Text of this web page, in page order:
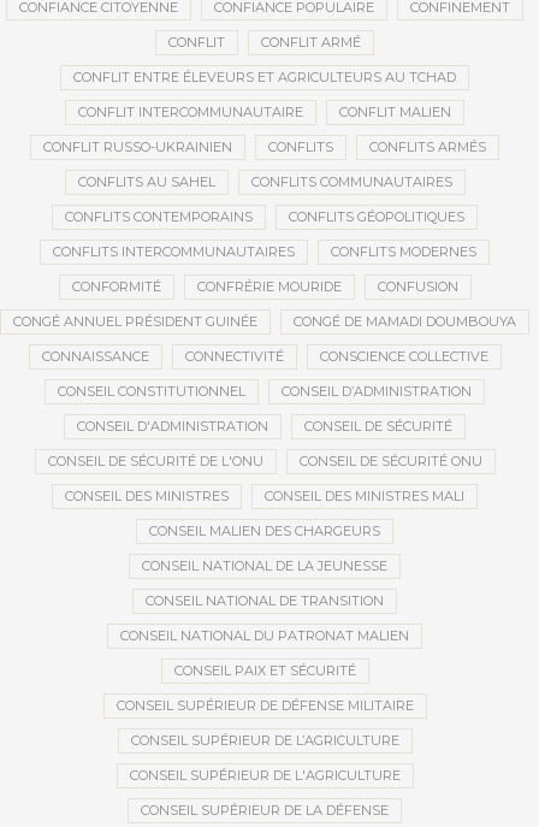
CONFIANCE CITOYENNE CONFIANCE POPULAIRE CONFINEMENT
CONFLIT CONFLIT ARMÉ
CONFLIT ENTRE ÉLEVEURS ET AGRICULTEURS AU TCHAD
CONFLIT INTERCOMMUNAUTAIRE CONFLIT MALIEN
CONFLIT RUSSO-UKRAINIEN CONFLITS CONFLITS ARMÉS
CONFLITS AU SAHEL CONFLITS COMMUNAUTAIRES
CONFLITS CONTEMPORAINS CONFLITS GÉOPOLITIQUES
CONFLITS INTERCOMMUNAUTAIRES CONFLITS MODERNES
CONFORMITÉ CONFRÉRIE MOURIDE CONFUSION
CONGÉ ANNUEL PRÉSIDENT GUINÉE CONGÉ DE MAMADI DOUMBOUYA
CONNAISSANCE CONNECTIVITÉ CONSCIENCE COLLECTIVE
CONSEIL CONSTITUTIONNEL CONSEIL D’ADMINISTRATION
CONSEIL D'ADMINISTRATION CONSEIL DE SÉCURITÉ
CONSEIL DE SÉCURITÉ DE L'ONU CONSEIL DE SÉCURITÉ ONU
CONSEIL DES MINISTRES CONSEIL DES MINISTRES MALI
CONSEIL MALIEN DES CHARGEURS
CONSEIL NATIONAL DE LA JEUNESSE
CONSEIL NATIONAL DE TRANSITION
CONSEIL NATIONAL DU PATRONAT MALIEN
CONSEIL PAIX ET SÉCURITÉ
CONSEIL SUPÉRIEUR DE DÉFENSE MILITAIRE
CONSEIL SUPÉRIEUR DE L’AGRICULTURE
CONSEIL SUPÉRIEUR DE L'AGRICULTURE
CONSEIL SUPÉRIEUR DE LA DÉFENSE